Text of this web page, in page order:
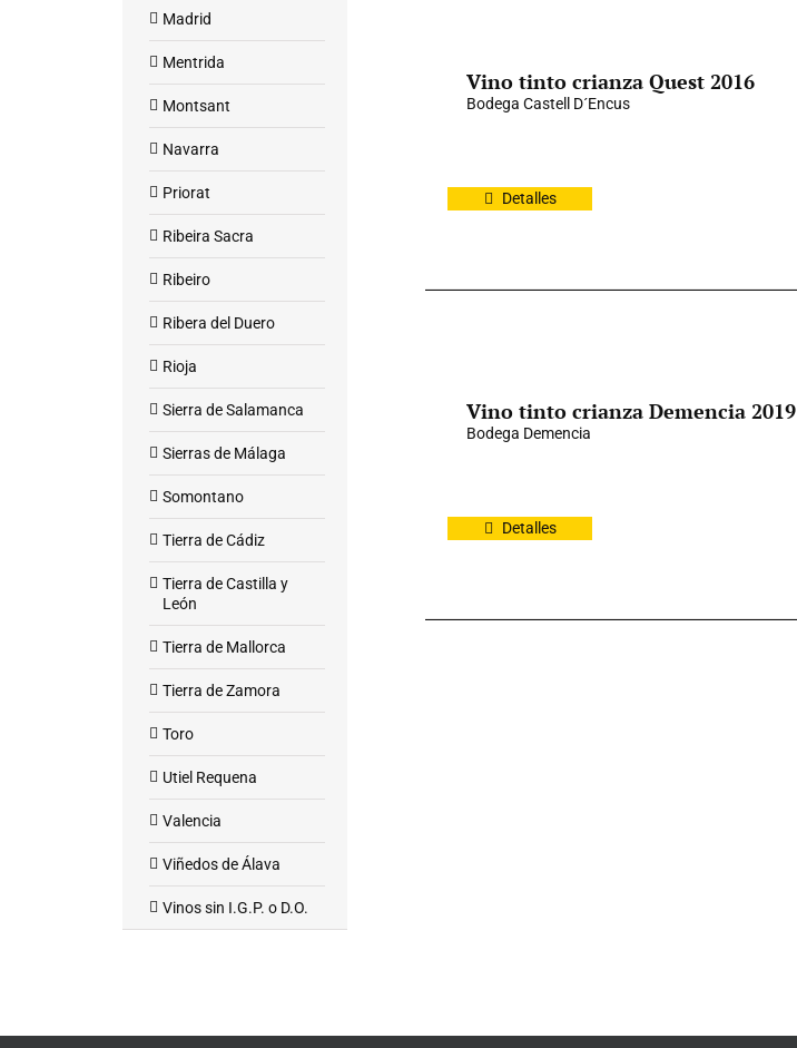
Vino tinto crianza Quest 2016
Bodega Castell D´Encus
Detalles
Vino tinto crianza Demencia 2019
Bodega Demencia
Detalles
Madrid
Mentrida
Montsant
Navarra
Priorat
Ribeira Sacra
Ribeiro
Ribera del Duero
Rioja
Sierra de Salamanca
Sierras de Málaga
Somontano
Tierra de Cádiz
Tierra de Castilla y
León
Tierra de Mallorca
Tierra de Zamora
Toro
Utiel Requena
Valencia
Viñedos de Álava
Vinos sin I.G.P. o D.O.